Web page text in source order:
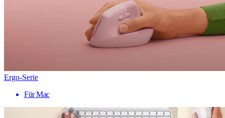
Ergo-Serie
Für Mac